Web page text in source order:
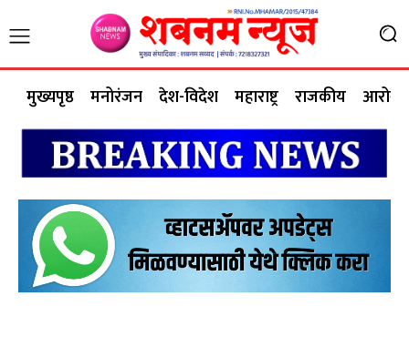
मुख्यपृष्ठ मनोरंजन देश-विदेश महाराष्ट्र राजकीय आरोग्य